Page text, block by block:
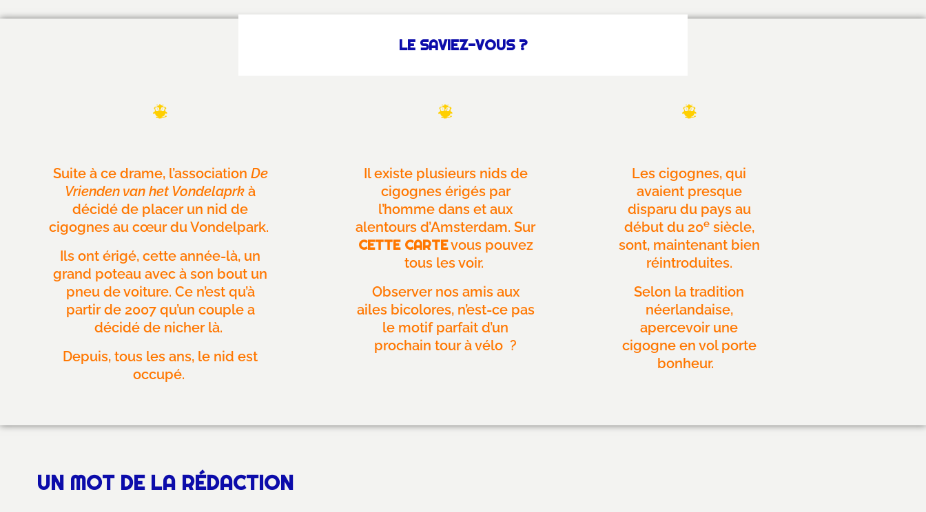
LE SAVIEZ-VOUS ?
Suite à ce drame, l’association De
Vrienden van het Vondelaprk à
décidé de placer un nid de
cigognes au cœur du Vondelpark.
Ils ont érigé, cette année-là, un
grand poteau avec à son bout un
pneu de voiture. Ce n’est qu’à
partir de 2007 qu’un couple a
décidé de nicher là.
Depuis, tous les ans, le nid est
occupé.
Il existe plusieurs nids de
cigognes érigés par
l’homme dans et aux
alentours d’Amsterdam. Sur
CETTE CARTEvous pouvez
tous les voir.
Observer nos amis aux
ailes bicolores, n’est-ce pas
le motif parfait d’un
prochain tour à vélo ?
Les cigognes, qui
avaient presque
disparu du pays au
début du 20esiècle,
sont, maintenant bien
réintroduites.
Selon la tradition
néerlandaise,
apercevoir une
cigogne en vol porte
bonheur.
UN MOT DE LA RÉDACTION